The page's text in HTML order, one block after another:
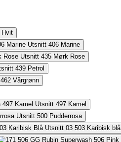
Hvit
406 Marine
435 Mørk Rose
439 Petrol
462 Vårgrønn
497 Kamel
500 Pudderrosa
503 Karibisk blå